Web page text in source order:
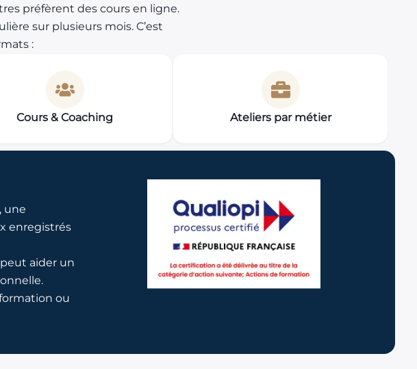
préfèrent des cours en ligne.
sur plusieurs mois. C’est
:
Cours & Coaching Ateliers par métier
une
enregistrés
aider un
ou